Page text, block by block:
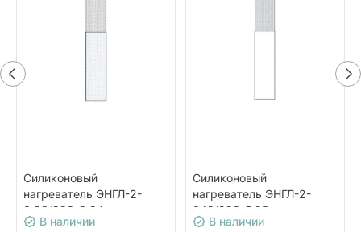
Силиконовый
нагреватель ЭНГЛ-2-
0,33/220-8,24
В наличии
Силиконовый
нагреватель ЭНГЛ-2-
0,12/220-5,90
В наличии